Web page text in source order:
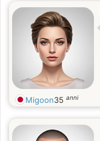
Migoon35 anni